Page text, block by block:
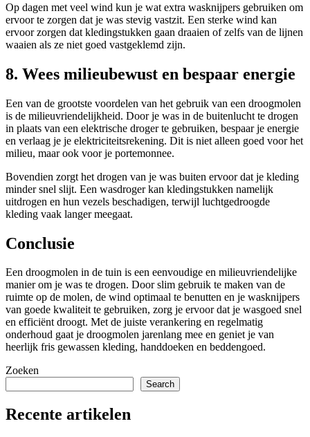
Op dagen met veel wind kun je wat extra wasknijpers gebruiken om
ervoor te zorgen dat je was stevig vastzit. Een sterke wind kan
ervoor zorgen dat kledingstukken gaan draaien of zelfs van de lijnen
waaien als ze niet goed vastgeklemd zijn.
8. Wees milieubewust en bespaar energie
Een van de grootste voordelen van het gebruik van een droogmolen
is de milieuvriendelijkheid. Door je was in de buitenlucht te drogen
in plaats van een elektrische droger te gebruiken, bespaar je energie
en verlaag je je elektriciteitsrekening. Dit is niet alleen goed voor het
milieu, maar ook voor je portemonnee.
Bovendien zorgt het drogen van je was buiten ervoor dat je kleding
minder snel slijt. Een wasdroger kan kledingstukken namelijk
uitdrogen en hun vezels beschadigen, terwijl luchtgedroogde
kleding vaak langer meegaat.
Conclusie
Een droogmolen in de tuin is een eenvoudige en milieuvriendelijke
manier om je was te drogen. Door slim gebruik te maken van de
ruimte op de molen, de wind optimaal te benutten en je wasknijpers
van goede kwaliteit te gebruiken, zorg je ervoor dat je wasgoed snel
en efficiënt droogt. Met de juiste verankering en regelmatig
onderhoud gaat je droogmolen jarenlang mee en geniet je van
heerlijk fris gewassen kleding, handdoeken en beddengoed.
Zoeken
Search
Recente artikelen